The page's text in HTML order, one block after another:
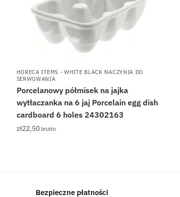
HORECA ITEMS - WHITE BLACK NACZYNIA DO
SERWOWANIA
Porcelanowy półmisek na jajka
wytłaczanka na 6 jaj Porcelain egg dish
cardboard 6 holes 24302163
zł22,50 brutto
Bezpieczne płatności